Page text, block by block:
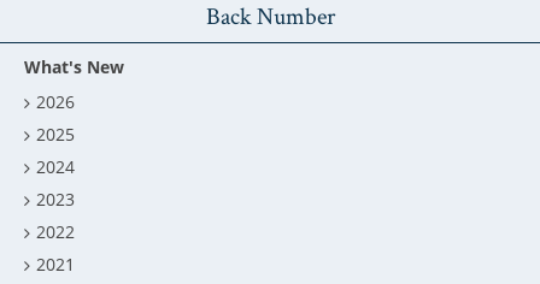
Back Number
What's New
2026
2025
2024
2023
2022
2021